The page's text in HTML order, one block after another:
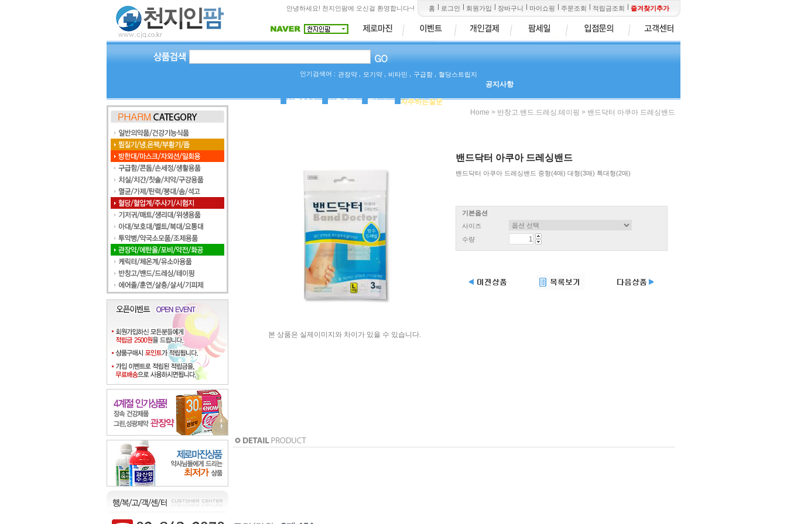
안녕하세요! 천지인팜에 오신걸 환영합니다~! 홈 로그인 회원가입 장바구니 마이쇼핑 주문조회 적립금조회 즐겨찾기추가
인기검색어 : 관장약 모기약 비타민 구급함 혈당스트립지
공지사항
상품Q&A 사용후기 팜뉴스
자주하는질문
Home > 반창고.밴드.드레싱.테이핑 > 밴드닥터 아쿠아 드레싱밴드
본 상품은 실제이미지와 차이가 있을 수 있습니다.
밴드닥터 아쿠아 드레싱밴드
밴드닥터 아쿠아 드레싱밴드 중형(4매) 대형(3매) 특대형(2매)
기본옵션
사이즈
수량